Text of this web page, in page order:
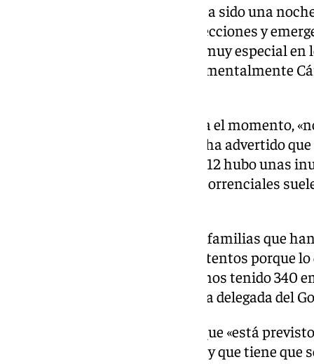
La delegada ha explicado que «ha sido una
muy intensa en cuanto a las afecciones y
toda la provincia». «De manera muy especial
torno al río Guadalhorce, fundamentalmente
Navarro ha celebrado que, hasta el momento,
calificado de «milagro», aunque ha advertido
hacen estar alerta, ya que en 2012 hubo unas
vida de una vecina y las lluvias torrenciales
«La zona ya está protegida y las familias que
tranquilas, pero hay que estar atentos porque
afectar a otros municipios. Hemos tenido 340
avisos atendidos», ha indicado la delegada del
Navarro, además, ha afirmado que «está
que se decretó a las 11:00 horas y que tiene